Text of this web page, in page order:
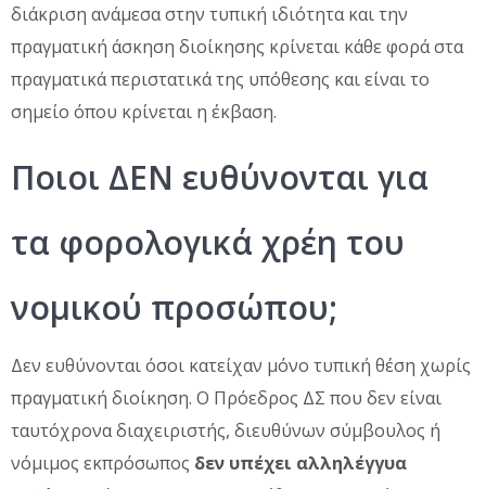
διάκριση ανάμεσα στην τυπική ιδιότητα και την
πραγματική άσκηση διοίκησης κρίνεται κάθε φορά στα
πραγματικά περιστατικά της υπόθεσης και είναι το
σημείο όπου κρίνεται η έκβαση.
Ποιοι ΔΕΝ ευθύνονται για
τα φορολογικά χρέη του
νομικού προσώπου;
Δεν ευθύνονται όσοι κατείχαν μόνο τυπική θέση χωρίς
πραγματική διοίκηση. Ο Πρόεδρος ΔΣ που δεν είναι
ταυτόχρονα διαχειριστής, διευθύνων σύμβουλος ή
νόμιμος εκπρόσωπος δεν υπέχει αλληλέγγυα